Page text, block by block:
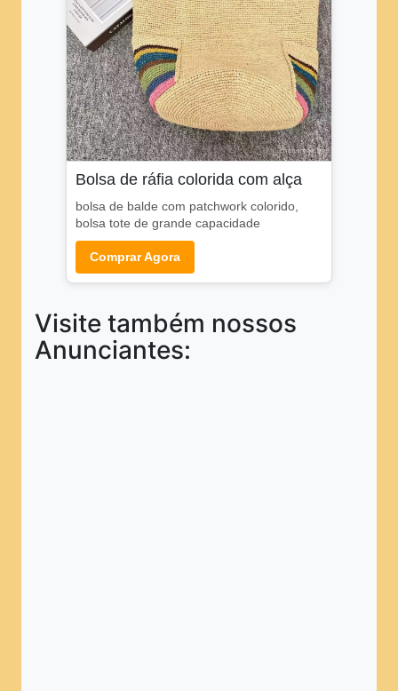
Bolsa de ráfia colorida com alça
bolsa de balde com patchwork colorido,
bolsa tote de grande capacidade
Comprar Agora
Visite também nossos
Anunciantes: